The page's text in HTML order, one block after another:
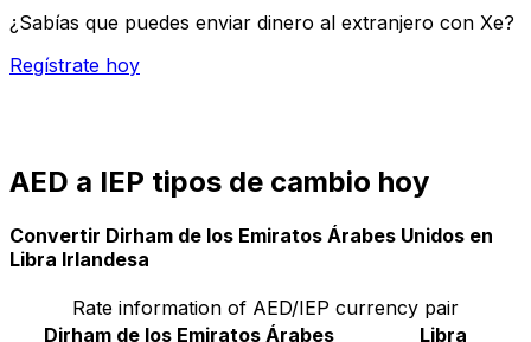
¿Sabías que puedes enviar dinero al extranjero con Xe?
Regístrate hoy
AED a IEP tipos de cambio hoy
Convertir Dirham de los Emiratos Árabes Unidos en
Libra Irlandesa
Rate information of AED/IEP currency pair
Dirham de los Emiratos Árabes
Libra